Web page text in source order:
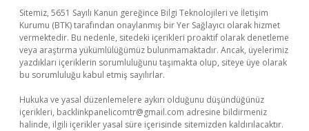
Sitemiz, 5651 Sayılı Kanun gereğince Bilgi Teknolojileri ve İletişim
Kurumu (BTK) tarafından onaylanmış bir Yer Sağlayıcı olarak hizmet
vermektedir. Bu nedenle, sitedeki içerikleri proaktif olarak denetleme
veya araştırma yükümlülüğümüz bulunmamaktadır. Ancak, üyelerimiz
yazdıkları içeriklerin sorumluluğunu taşımakta olup, siteye üye olarak
bu sorumluluğu kabul etmiş sayılırlar.
Hukuka ve yasal düzenlemelere aykırı olduğunu düşündüğünüz
içerikleri, backlinkpanelicomtr@gmail.com adresine bildirmeniz
halinde, ilgili içerikler yasal süre içerisinde sitemizden kaldırılacaktır.